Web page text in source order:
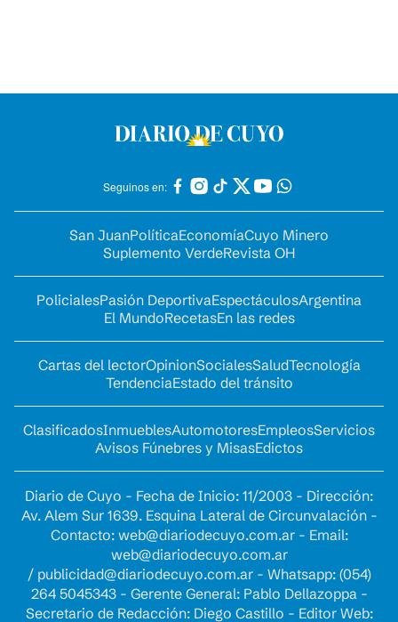
Seguinos en:
San JuanPolíticaEconomíaCuyo Minero
Suplemento VerdeRevista OH
PolicialesPasión DeportivaEspectáculosArgentina
El MundoRecetasEn las redes
Cartas del lectorOpinionSocialesSaludTecnología
TendenciaEstado del tránsito
ClasificadosInmueblesAutomotoresEmpleosServicios
Avisos Fúnebres y MisasEdictos
Diario de Cuyo - Fecha de Inicio: 11/2003 - Dirección:
Av. Alem Sur 1639. Esquina Lateral de Circunvalación -
Contacto: web@diariodecuyo.com.ar- Email:
web@diariodecuyo.com.ar
/ publicidad@diariodecuyo.com.ar- Whatsapp: (054)
264 5045343 - Gerente General: Pablo Dellazoppa -
Secretario de Redacción: Diego Castillo - Editor Web: